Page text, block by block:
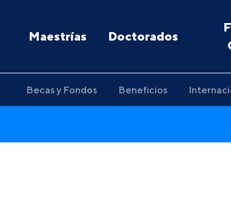
Maestrías Doctorados
Becas y Fondos Beneficios